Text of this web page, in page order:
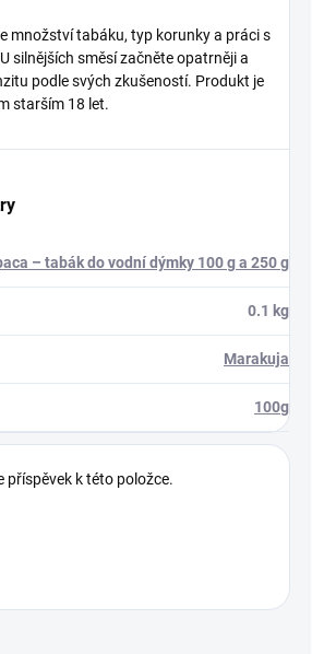
množství tabáku, typ korunky a práci s
silnějších směsí začněte opatrněji a
podle svých zkušeností. Produkt je
starším 18 let.
– tabák do vodní dýmky 100 g a 250 g
0.1 kg
Marakuja
100g
příspěvek k této položce.